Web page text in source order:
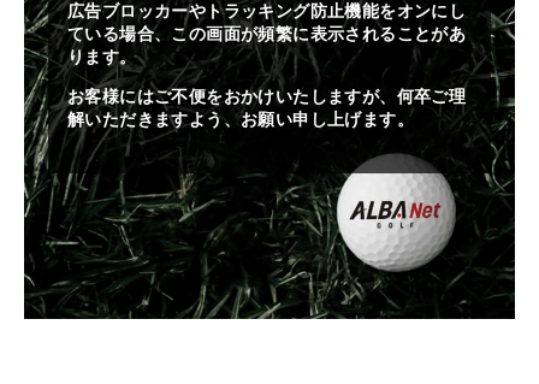
広告ブロッカーやトラッキング防止機能をオンにし
ている場合、この画面が頻繁に表示されることがあ
ります。
お客様にはご不便をおかけいたしますが、何卒ご理
解いただきますよう、お願い申し上げます。